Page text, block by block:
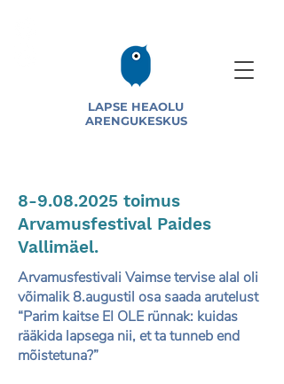
LAPSE HEAOLU
ARENGUKESKUS
8-9.08.2025 toimus
Arvamusfestival Paides
Vallimäel.
Arvamusfestivali Vaimse tervise alal oli
võimalik 8.augustil osa saada arutelust
“Parim kaitse EI OLE rünnak: kuidas
rääkida lapsega nii, et ta tunneb end
mõistetuna?”